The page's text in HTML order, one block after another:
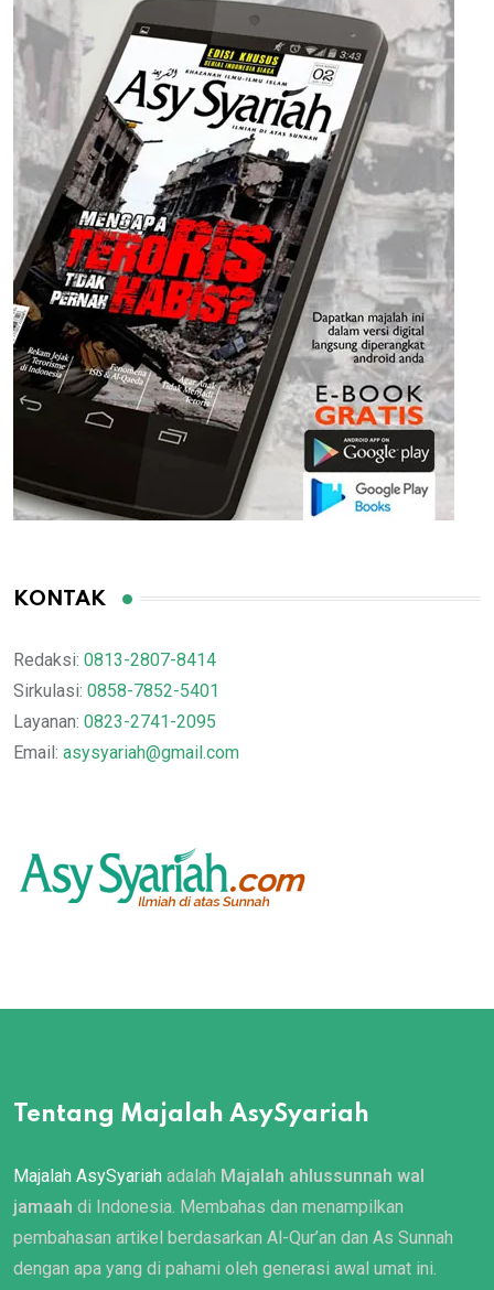
KONTAK
Redaksi: 0813-2807-8414
Sirkulasi: 0858-7852-5401
Layanan: 0823-2741-2095
Email: asysyariah@gmail.com
Tentang Majalah AsySyariah
Majalah AsySyariah adalah Majalah ahlussunnah wal
jamaah di Indonesia. Membahas dan menampilkan
pembahasan artikel berdasarkan Al-Qur’an dan As Sunnah
dengan apa yang di pahami oleh generasi awal umat ini.